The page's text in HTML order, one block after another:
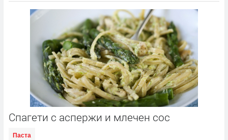
Спагети с аспержи и млечен сос
Паста